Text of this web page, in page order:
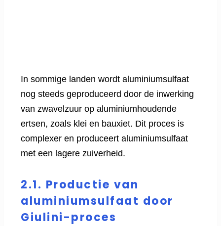
In sommige landen wordt aluminiumsulfaat
nog steeds geproduceerd door de inwerking
van zwavelzuur op aluminiumhoudende
ertsen, zoals klei en bauxiet. Dit proces is
complexer en produceert aluminiumsulfaat
met een lagere zuiverheid.
2.1. Productie van
aluminiumsulfaat door
Giulini-proces